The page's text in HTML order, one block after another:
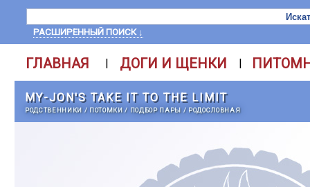
РАСШИРЕННЫЙ ПОИСК ↓
ГЛАВНАЯ | ДОГИ И ЩЕНКИ |
MY-JON'S TAKE IT TO THE LIMIT
РОДСТВЕННИКИ / ПОТОМКИ/ ПОДБОР ПАРЫ / РОДОСЛОВНАЯ